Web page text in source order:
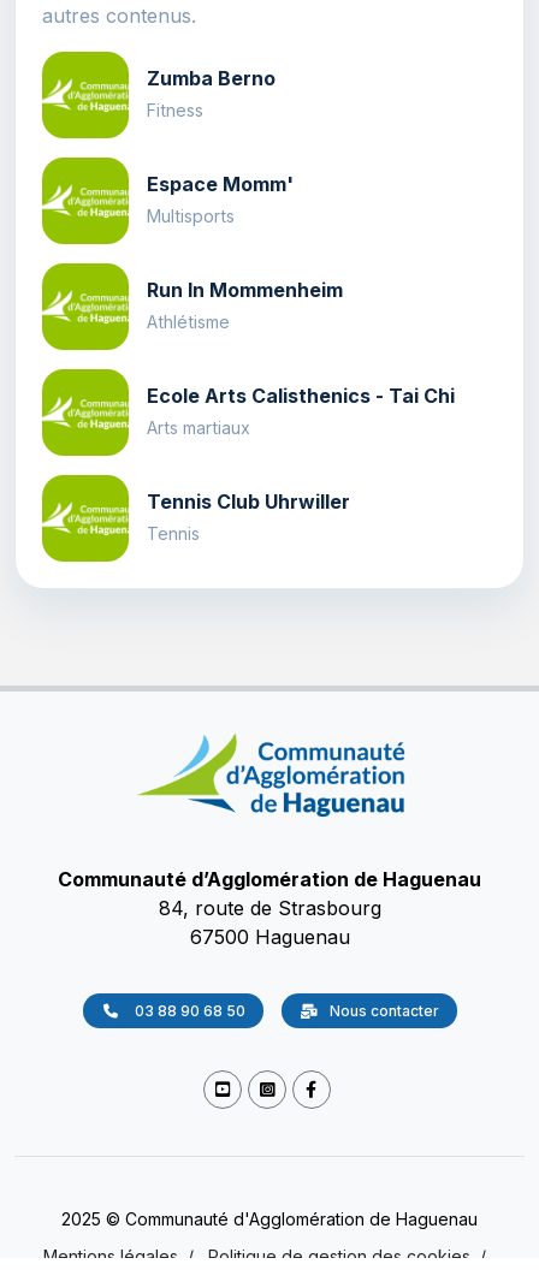
autres contenus.
Zumba Berno
Fitness
Espace Momm'
Multisports
Run In Mommenheim
Athlétisme
Ecole Arts Calisthenics - Tai Chi
Arts martiaux
Tennis Club Uhrwiller
Tennis
Communauté d’Agglomération de Haguenau
84, route de Strasbourg
67500 Haguenau
03 88 90 68 50 Nous contacter
2025 © Communauté d'Agglomération de Haguenau
Mentions légales
/ Politique de gestion des cookies /